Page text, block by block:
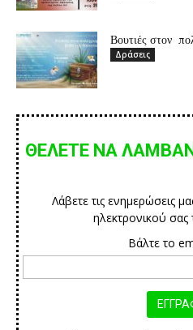
Βουτιές στον
Δράσεις
ΘΕΛΕΤΕ ΝΑ
Λάβετε τις ενημερώσεις
ηλεκτρονικού
Βάλτε το